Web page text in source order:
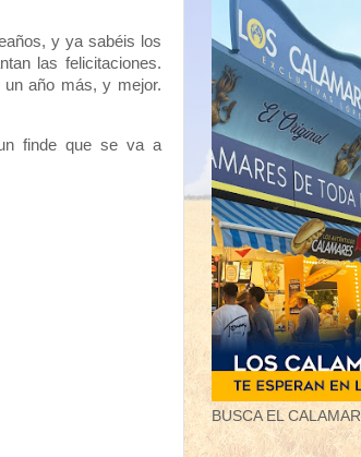
y ya sabéis los
las felicitaciones.
año más, y mejor.
finde que se va a
BUSCA EL CALAMAR